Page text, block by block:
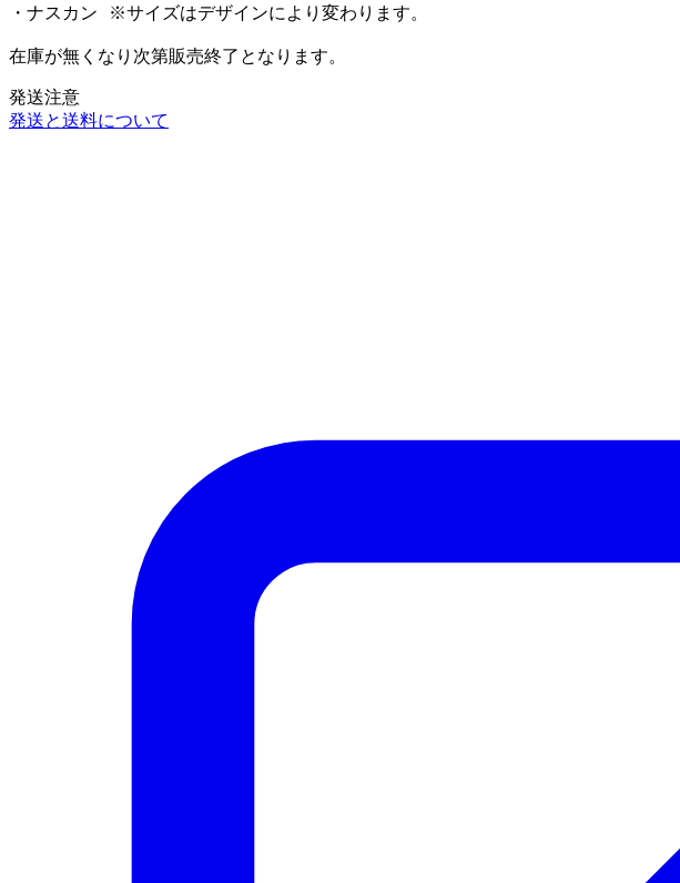
・ナスカン ※サイズはデザインにより変わります。
在庫が無くなり次第販売終了となります。
発送注意
発送と送料について